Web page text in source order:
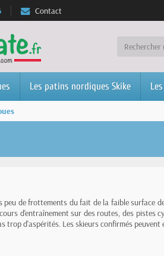
Contact
Les patins nordiques Skike
peu de frottements du fait de la faible surface
d'entraînement sur des routes, des pistes
d'aspérités. Les skieurs confirmés peuvent